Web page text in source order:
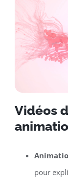
Vidéos
pour